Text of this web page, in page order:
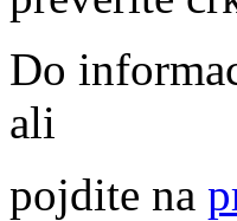
Do
ali
pojdite na